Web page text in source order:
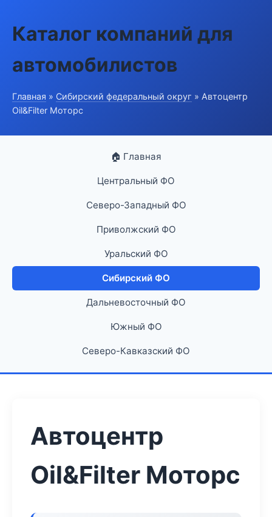
Каталог компаний для
автомобилистов
Главная » Сибирский федеральный округ » Автоцентр
Oil&Filter Моторс
🏠 Главная
Центральный ФО
Северо-Западный ФО
Приволжский ФО
Уральский ФО
Сибирский ФО
Дальневосточный ФО
Южный ФО
Северо-Кавказский ФО
Автоцентр
Oil&Filter Моторс